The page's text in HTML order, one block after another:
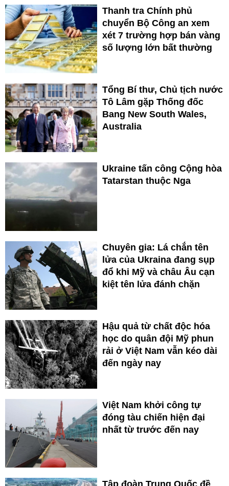
Thanh tra Chính phủ
chuyển Bộ Công an xem
xét 7 trường hợp bán vàng
số lượng lớn bất thường
Tổng Bí thư, Chủ tịch nước
Tô Lâm gặp Thống đốc
Bang New South Wales,
Australia
Ukraine tấn công Cộng hòa
Tatarstan thuộc Nga
Chuyên gia: Lá chắn tên
lửa của Ukraina đang sụp
đổ khi Mỹ và châu Âu cạn
kiệt tên lửa đánh chặn
Hậu quả từ chất độc hóa
học do quân đội Mỹ phun
rải ở Việt Nam vẫn kéo dài
đến ngày nay
Việt Nam khởi công tự
đóng tàu chiến hiện đại
nhất từ trước đến nay